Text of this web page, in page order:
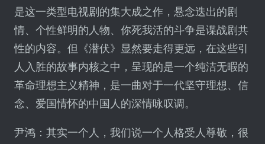
是这一类型电视剧的集大成之作，悬念迭出的剧
情、个性鲜明的人物、你死我活的斗争是谍战剧共
性的内容。但《潜伏》显然要走得更远，在这些引
人入胜的故事内核之中，呈现的是一个纯洁无暇的
革命理想主义精神，是一曲对于一代坚守理想、信
念、爱国情怀的中国人的深情咏叹调。
尹鸿：其实一个人，我们说一个人格受人尊敬，很